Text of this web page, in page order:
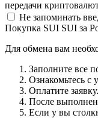
передачи
Не запоминать
Покупка SUI SUI за
Для обмена вам
Заполните все
Ознакомьтесь с
Оплатите
После
Если у вы